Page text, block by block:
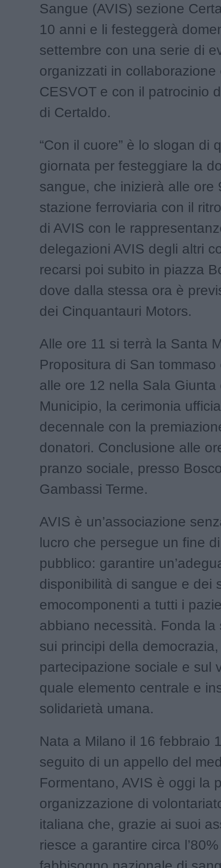
Sangue (AVIS) sezione
10 anni e li festeggerà
settembre con una serie di
organizzati in collaborazione
CESVOT e con il patrocinio
di Certaldo.
“Con il cuore” è lo slogan di
giornata per festeggiare la
sangue, che inizierà alle ore
stazione ferroviaria con il
di AVIS con le
delegazioni AVIS degli altri
recarsi poi subito in piazza
dove dalla stessa ora è
dei Cinquantauri Motors.
Alle ore 11 si terrà la Santa
Propositura di San tommaso
alle ore 12 nella Sala Giunta
Municipio, la cerimonia
decennale con la
donatori. Conclusione alle
pranzo sociale, presso
Gambassi Terme.
AVIS è un’associazione
lucro che persegue un fine
pubblico: garantire
disponibilità di sangue e dei
emocomponenti a tutti i
abbiano necessità. Fonda la
sui principi della
partecipazione sociale e sul
quale elemento centrale e
solidarietà umana.
Nata a Milano il 16 febbraio
seguito di un appello del
Formentano, AVIS è oggi la
organizzazione di
italiana che, grazie ai suoi
riesce a garantire circa